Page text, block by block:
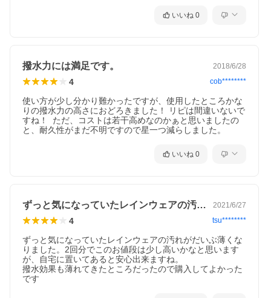
■ブランド名：NIKWAX ニクワックス
■商品名：181・251ツインパック
■品番：EBEP01
■容量：300ml
■対象製品：レインウェア・ジャケット・スキーウェア・フリー
ス・テント等（テックウォッシュ）
レインウェア・アウター等（ＴＸ．ダイレクトウォッシュイン）
っております。
※サイズガイドはこちら
いいね 0
撥水力には満足です。 2018/6/28
4 cob********
使い方が少し分かり難かったですが、使用したところかな
りの撥水力の高さにおどろきました！ リピは間違いないで
すね！  ただ、コストは若干高めなのかぁと思いましたの
と、耐久性がまだ不明ですので星一つ減らしました。
いいね 0
ずっと気になっていたレインウェアの汚れ… 2021/6/27
4 tsu********
ずっと気になっていたレインウェアの汚れがだいぶ薄くな
りました。2回分でこのお値段は少し高いかなと思います
が、自宅に置いてあると安心出来ますね。
撥水効果も薄れてきたところだったので購入してよかった
です